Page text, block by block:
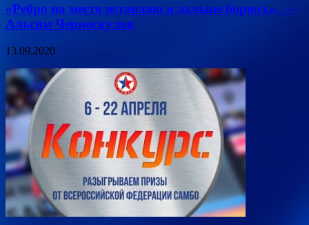
«Ребро на место вставляю и дальше борюсь», —
Альсим Черноскулов
13.09.2020